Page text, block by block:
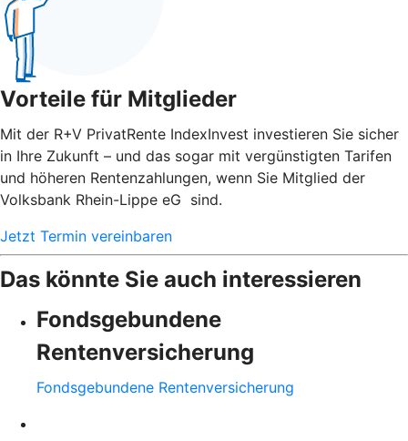
Vorteile für Mitglieder
Mit der R+V PrivatRente IndexInvest investieren Sie sicher
in Ihre Zukunft – und das sogar mit vergünstigten Tarifen
und höheren Rentenzahlungen, wenn Sie Mitglied der
Volksbank Rhein-Lippe eG sind.
Jetzt Termin vereinbaren
Das könnte Sie auch interessieren
Fondsgebundene
Rentenversicherung
Fondsgebundene Rentenversicherung